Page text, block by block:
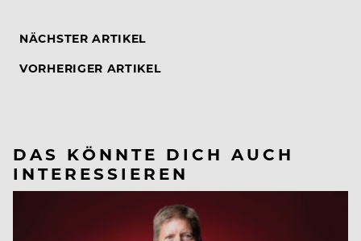
NÄCHSTER ARTIKEL
VORHERIGER ARTIKEL
DAS KÖNNTE DICH AUCH
INTERESSIEREN